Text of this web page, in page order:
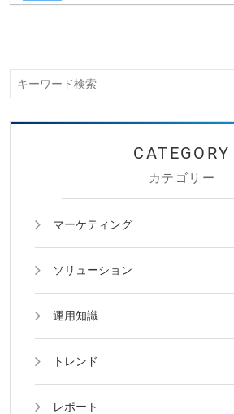
カテゴリー
マーケティング
ソリューション
運用知識
トレンド
レポート